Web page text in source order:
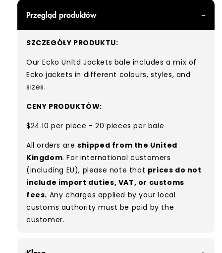
Przegląd produktów
SZCZEGÓŁY PRODUKTU:
Our Ecko Unltd Jackets bale includes a mix of
Ecko jackets in different colours, styles, and
sizes.
CENY PRODUKTÓW:
$24.10 per piece - 20 pieces per bale
All orders are shipped from the United
Kingdom. For international customers
(including EU), please note that prices do not
include import duties, VAT, or customs
fees. Any charges applied by your local
customs authority must be paid by the
customer.